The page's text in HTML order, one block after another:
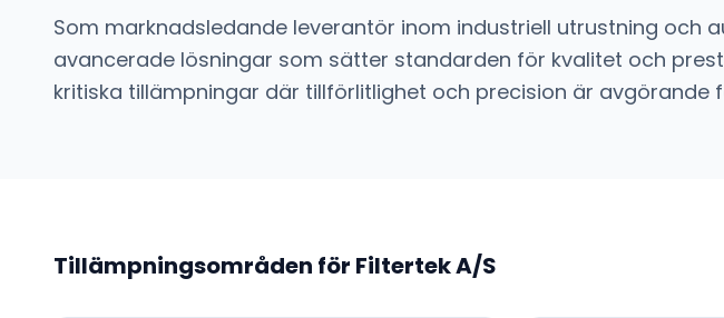
Som marknadsledande leverantör inom industriell utrustning och
avancerade lösningar som sätter standarden för kvalitet och
kritiska tillämpningar där tillförlitlighet och precision är avgörande
Tillämpningsområden för Filtertek A/S